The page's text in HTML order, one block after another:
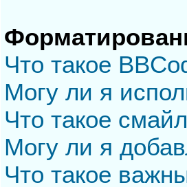
Что такое
Могу ли я
Что такое
Могу ли я
Что такое